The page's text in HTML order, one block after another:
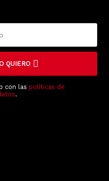
QUIERO
con las políticas de
.